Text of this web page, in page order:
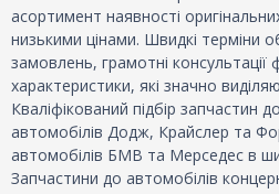
асортимент наявності
низькими цінами. Швидкі терміни
замовлень, грамотні консультації
характеристики, які значно
Кваліфікований підбір запчастин
автомобілів Додж, Крайслер та
автомобілів БМВ та Мерседес в
Запчастини до автомобілів